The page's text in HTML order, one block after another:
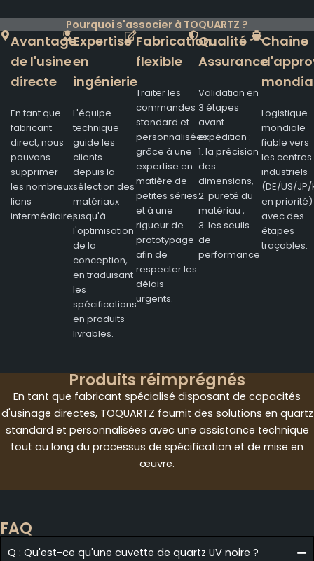
Pourquoi s'associer à TOQUARTZ ?
Avantage
de l'usine
directe
En tant que
fabricant
direct, nous
pouvons
supprimer
les nombreux
liens
intermédiaires.
Expertise
en
ingénierie
L'équipe
technique
guide les
clients
depuis la
sélection des
matériaux
jusqu'à
l'optimisation
de la
conception,
en traduisant
les
spécifications
en produits
livrables.
Fabrication
flexible
Traiter les
commandes
standard et
personnalisées
grâce à une
expertise en
matière de
petites séries
et à une
rigueur de
prototypage
afin de
respecter les
délais
urgents.
Qualité
Assurance
Validation en
3 étapes
avant
expédition :
1. la précision
des
dimensions,
2. pureté du
matériau ,
3. les seuils
de
performance
Chaîne
Logistique
mondiale
fiable vers
les centres
industriels
(DE/US/JP/
en priorité)
avec des
étapes
traçables.
Produits réimprégnés
En tant que fabricant spécialisé disposant de capacités
d'usinage directes, TOQUARTZ fournit des solutions en quartz
standard et personnalisées avec une assistance technique
tout au long du processus de spécification et de mise en
œuvre.
FAQ
Q : Qu'est-ce qu'une cuvette de quartz UV noire ?